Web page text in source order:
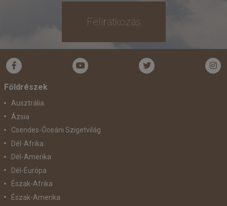
Feliratkozás
Földrészek
Ausztrália
Ázsia
Csendes-Óceáni Szigetvilág
Dél-Afrika
Dél-Amerika
Dél-Európa
Észak-Afrika
Észak-Amerika